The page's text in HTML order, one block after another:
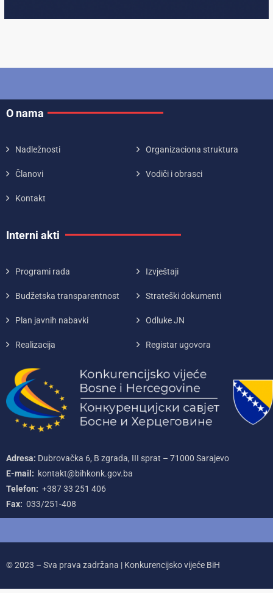
O nama
Nadležnosti Organizaciona struktura
Članovi Vodiči i obrasci
Kontakt
Interni akti
Programi rada Izvještaji
Budžetska transparentnost Strateški dokumenti
Plan javnih nabavki Odluke JN
Realizacija Registar ugovora
Adresa: Dubrovačka 6, B zgrada, III sprat – 71000‌ Sarajevo
E-mail: kontakt@bihkonk.gov.ba
Telefon: +387‌ 33‌ 251‌ 406
Fax: 033/251-408
© 2023 – Sva prava zadržana | Konkurencijsko vijeće BiH